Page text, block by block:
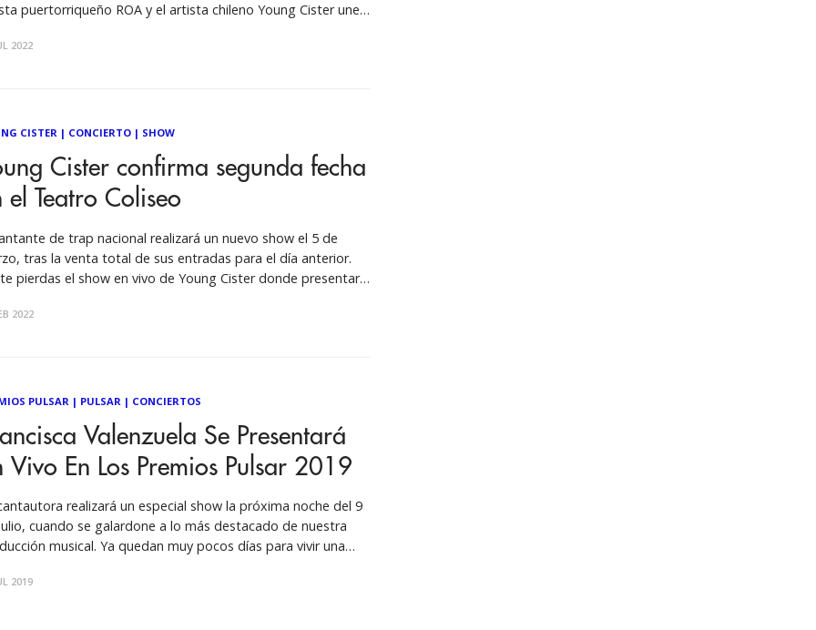
puertorriqueño ROA y el artista chileno Young Cister unen
presenta sonidos R&B y reggaeton el
2022
CISTER| CONCIERTO| SHOW
Cister confirma segunda fecha
el Teatro Coliseo
de trap nacional realizará un nuevo show el 5 de
tras la venta total de sus entradas para el día anterior.
pierdas el show en vivo de Young Cister donde presentará
2022
PULSAR | PULSAR | CONCIERTOS
Valenzuela Se Presentará
Vivo En Los Premios Pulsar 2019
realizará un especial show la próxima noche del 9
cuando se galardone a lo más destacado de nuestra
musical. Ya quedan muy pocos días para vivir una
de gala a la música chilena premiando con
2019